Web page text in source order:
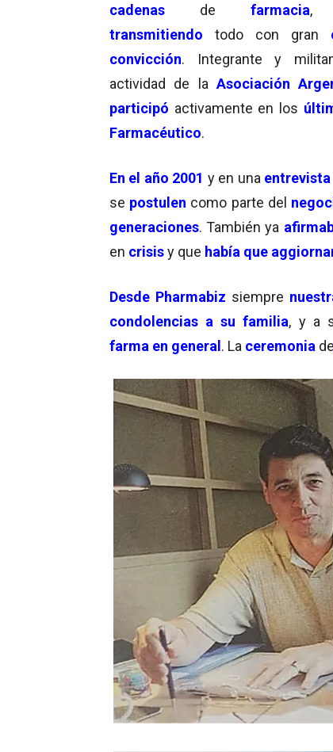
cadenas
de farmacia,
transmitiendo
todo con gran
convicción. Integrante y
actividad de la Asociación
participó activamente en los
Farmacéutico.
En el año 2001 y en una entrevista
se postulen como parte del
generaciones. También ya
en crisisy que había que
Desde Pharmabiz siempre
condolencias a su familia, y a
farma en general. La ceremonia de